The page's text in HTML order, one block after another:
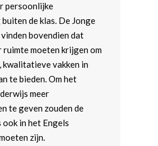
persoonlijke
de klas. De Jonge
bovendien dat
ruimte moeten krijgen om
kwalitatieve vakken in
te bieden. Om het
meer
te geven zouden de
ook in het Engels
zijn.